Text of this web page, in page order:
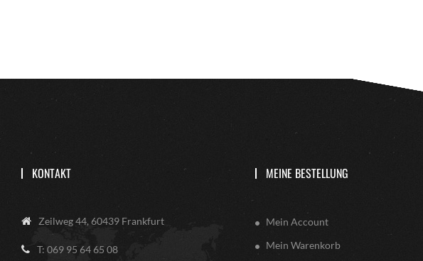
KONTAKT
Zeilweg 44, 60439 Frankfurt
T: 069 95 64 65 08
MEINE BESTELLUNG
Mein Account
Mein Warenkorb